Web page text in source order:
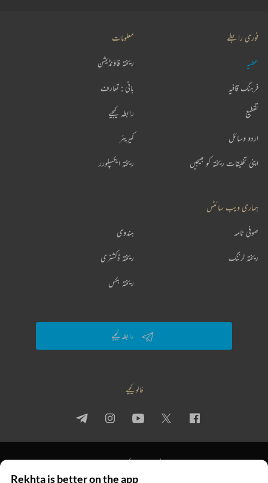
فوری رابطے
عطیہ
فرہنگ قافیہ
تقطیع
اردو وسائل
اپنی تخلیقات ریختہ کو بھیجیں
معلومات
ریختہ فاؤنڈیشن
بانی : تعارف
رابطہ کیجیے
کیریئر
ریختہ ایکسپلورر
ہماری ویب سائٹس
ہندوی صوفی نامہ
ریختہ ڈکشنری ریختہ لرننگ
ریختہ بکس
رابطہ کیجیے
فالو کیجیے
© 2026 Rekhta™ Foundation. All rights reserved.
Rekhta is better on the app